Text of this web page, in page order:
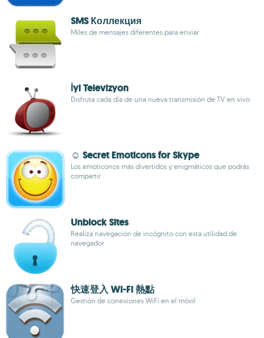
SMS Коллекция
Miles de mensajes diferentes para enviar
İyi Televizyon
Disfruta cada día de una nueva transmisión de TV en vivo
☺ Secret Emoticons for Skype
Los emoticonos más divertidos y enigmáticos que podrás
compartir
Unblock Sites
Realiza navegación de incógnito con esta utilidad de
navegador
快速登入 Wi-Fi 熱點
Gestión de conexiones WiFi en el móvil